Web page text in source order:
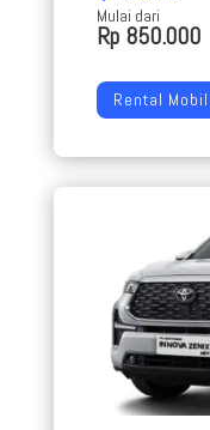
Mulai dari
Rp 850.000
Rental Mobil